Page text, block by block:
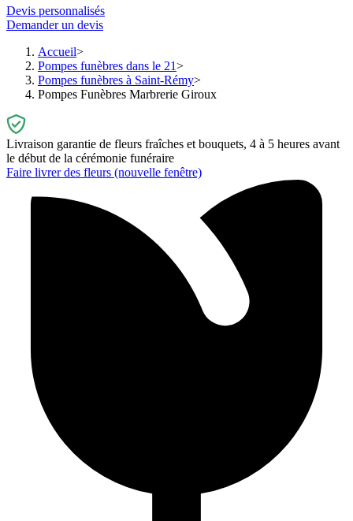
Devis personnalisés
Demander un devis
Accueil
Pompes funèbres dans le 21
Pompes funèbres à Saint-Rémy
Pompes Funèbres Marbrerie Giroux
Livraison garantie de fleurs fraîches et bouquets, 4 à 5 heures avant
le début de la cérémonie funéraire
Faire livrer des fleurs (nouvelle fenêtre)